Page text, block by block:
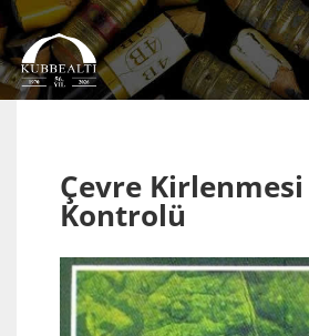
Çevre
Kontrolü